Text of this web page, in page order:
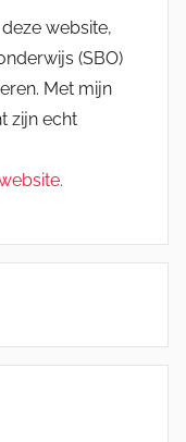
website,
(SBO)
Met mijn
zijn echt